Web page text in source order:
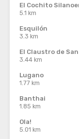
El Cochito
5.1 km
Esquilón
3.3 km
El Claustro de
3.44 km
Lugano
1.77 km
Banthai
1.85 km
Ola!
5.01 km